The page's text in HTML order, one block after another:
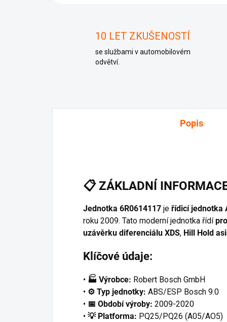
10 LET ZKUŠENOSTÍ
se službami v automobilovém
odvětví.
Popis
📋 ZÁKLADNÍ
Jednotka 6R0614117 je řídicí jednotka
roku 2009. Tato moderní jednotka řídí
uzávěrku diferenciálu XDS, Hill Hold
Klíčové údaje:
• 🏭 Výrobce: Robert Bosch GmbH
• ⚙️ Typ jednotky: ABS/ESP Bosch 9.0
• 📅 Období výroby: 2009-2020
• 💡 Platforma: PQ25/PQ26 (A05/AO5)